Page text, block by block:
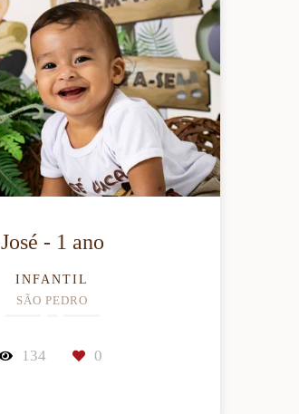
José - 1 ano
INFANTIL
SÃO PEDRO
134 0